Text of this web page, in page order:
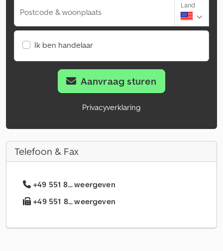
Postcode & woonplaats
Land
Ik ben handelaar
Aanvraag sturen
Privacyverklaring
Telefoon & Fax
+49 551 8... weergeven
+49 551 8... weergeven